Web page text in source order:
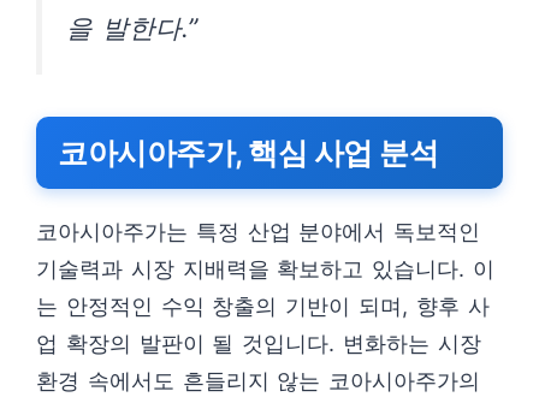
을 발한다.”
코아시아주가, 핵심 사업 분석
코아시아주가는 특정 산업 분야에서 독보적인
기술력과 시장 지배력을 확보하고 있습니다. 이
는 안정적인 수익 창출의 기반이 되며, 향후 사
업 확장의 발판이 될 것입니다. 변화하는 시장
환경 속에서도 흔들리지 않는 코아시아주가의